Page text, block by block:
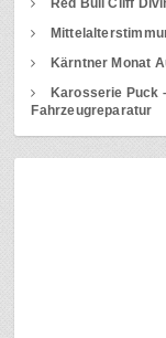
Red Bull Cliff
Kärntner Monat
Karosserie Puck
Fahrzeugreparatur